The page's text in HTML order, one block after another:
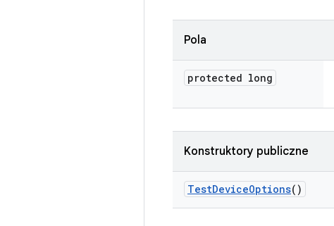
Pola
protected long
Konstruktory publiczne
TestDeviceOptions()